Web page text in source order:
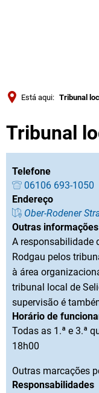
Está aqui: Tribunal
Tribunal
Telefone
06106 693-1050
Endereço
Ober-Rodener
Outras informações
A responsabilidade
Rodgau pelos
à área
tribunal local de
supervisão é
Horário de
Todas as 1.ª e 3.ª
18h00
Outras marcações
Responsabilidades